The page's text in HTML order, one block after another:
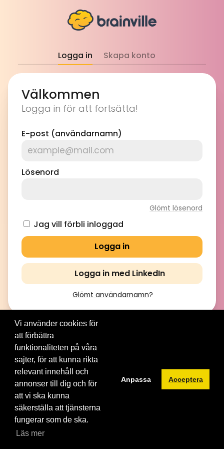
Logga in Skapa konto
Välkommen
Logga in för att fortsätta!
E-post (användarnamn)
Lösenord
Glömt lösenord
Jag vill förbli inloggad
Logga in med LinkedIn
Glömt användarnamn?
© 2012-2026 Brainville AB. All Rights Reserved. |
tjänsten|Privacy policy
Byt språk:
Vi använder cookies för
att förbättra
funktionaliteten på våra
sajter, för att kunna rikta
relevant innehåll och
annonser till dig och för
att vi ska kunna
säkerställa att tjänsterna
fungerar som de ska.
Läs mer
Anpassa Acceptera